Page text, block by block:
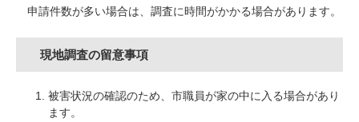
申請件数が多い場合は、調査に時間がかかる場合があります。
現地調査の留意事項
被害状況の確認のため、市職員が家の中に入る場合があり
ます。